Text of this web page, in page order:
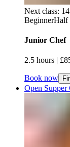
Next class:
BeginnerHalf
Junior Chef ​​​​‌ ‍ ​‍​‍‌‍ ‌ ​‍‌‍‍‌‌‍‌ ‌‍‍‌‌‍ ‍​‍​‍​ ‍‍​‍​‍‌ ​ ‌‍​‌‌‍ ‍‌‍‍‌‌ ‌​‌ ‍‌​‍ ‍‌‍‍‌‌‍ ​‍​‍​‍ ​​‍​‍‌‍‍​‌ ​‍‌‍‌‌‌‍‌‍​‍​‍​ ‍‍​‍​‍‌‍‍​‌ ‌​‌ ‌​‌ ​​‌ ​ ​ ‍‍​‍ ​‍ ‌‍ ​​‍ ‌‌‍​‌‌‍ ‍‌‍‌​​‍ ‌‌ ​‍​‍ ‌‌‍‍​‌‍ ‌ ‌​‌‍‌‌‌‍ ​‌ ​ ​‍ ‌‌ ​ ‌ ‌​‌ ‌‌‌‍‌​‌‍‍‌‌‍ ​‍ ‍‌ ‌‍‌‍‌‌‌ ​‍‌‍​ ‌‍‌‌‌‍ ​​‍ ‍‌‍​‌‌ ​​‌ ​​​‍ ‌‍‍‌‌‍ ‍‌ ‌​‌‍‌‌‌‍ ‍‌ ‌​​‍ ‌‍‌‌‌‍‌​‌‍‍‌‌ ‌​​‍ ‌‍ ‌‌‍ ‌‍‌​‌‍‌‌​ ‌‌ ​​‌ ​‍‌‍‌‌‌ ​ ‌‍‌‌‌‍ ‍‌ ‌​‌‍​‌‌ ‌​‌‍‍‌‌‍ ‌‍ ‍​ ‍ ‌‍‍‌‌‍‌​​ ‌‌‍‌​‌‍‌‍​ ​‍​ ‍‌‌‍‌‍‌‍​‍​ ‌​‌‍‌​​‍ ‌​ ‌​​ ‌ ​ ‍‌‌‍‌‍​‍ ‌​ ‌​​ ‌‍​ ‌‌‌‍​ ​‍ ‌​ ‍‌​ ​​​ ‌ ​ ‍​​‍ ‌‌‍​‍‌‍​ ​ ‌‍​ ​‍​ ​ ​ ​‍‌‍‌‌​ ‌‍‌‍​‍​ ‌‍​ ​‍​ ​‌​ ‍ ‌ ‌​‌ ‍‌‌ ​​‌‍‌‌​ ‌‌‍‍​‌‍ ‌ ‌​‌‍‌‌‌‍ ​‌​​ ‌‍ ​‌‍​‌‌ ​ ‌ ​ ​ ‍ ‌ ​​‌‍​‌‌ ‌​‌‍‍​​ ‌‌ ‌​‌‍‍‌‌ ‌​‌‍ ​‌‍‌‌​ ‌‍​‍‌‍​‌‌ ​ ‌‍‌‌‌‌‌‌‌ ​‍‌‍ ​​ ‌‌‍‍​‌ ‌​‌ ‌​‌ ​​‌ ​ ​‍‌‌​ ​ ‌​​‌​‍‌‌​ ​‍‌​‌‍​‍‌‌​ ​‍‌​‌‍‌‍ ​​‍ ‌‌‍​‌‌‍ ‍‌‍‌​​‍ ‌‌ ​‍​‍ ‌‌‍‍​‌‍ ‌ ‌​‌‍‌‌‌‍ ​‌ ​ ​‍ ‌‌ ​ ‌ ‌​‌ ‌‌‌‍‌​‌‍‍‌‌‍ ​‍ ‍‌ ‌‍‌‍‌‌‌ ​‍‌‍​ ‌‍‌‌‌‍ ​​‍ ‍‌‍​‌‌ ​​‌ ​​​‍‌‍‌‍‍‌‌‍‌​​ ‌‌‍‌​‌‍‌‍​ ​‍​ ‍‌‌‍‌‍‌‍​‍​ ‌​‌‍‌​​‍ ‌​ ‌​​ ‌ ​ ‍‌‌‍‌‍​‍ ‌​ ‌​​ ‌‍​ ‌‌‌‍​ ​‍ ‌​ ‍‌​ ​​​ ‌ ​ ‍​​‍ ‌‌‍​‍‌‍​ ​ ‌‍​ ​‍​ ​ ​ ​‍‌‍‌‌​ ‌‍‌‍​‍​ ‌‍​ ​‍​ ​‌​‍‌‍‌ ‌​‌ ‍‌‌ ​​‌‍‌‌​ ‌‌‍‍​‌‍ ‌ ‌​‌‍‌‌‌‍ ​‌​​ ‌‍ ​‌‍​‌‌ ​ ‌ ​ ​‍‌‍‌ ​​‌‍​‌‌ ‌​‌‍‍​​ ‌‌ ‌​‌‍‍‌‌ ‌​‌‍ ​‌‍‌‌​‍‌‍‌ ​​‌‍‌‌‌ ​‍‌ ​ ‌ ​​‌‍‌‌‌‍​ ‌ ‌​‌‍‍‌‌ ‌‍‌‍‌‌​ ‌‌ ​​‌ ‌‌‌‍​‍‌‍ ​‌‍‍‌‌ ​ ‌‍‍​‌‍‌‌‌‍‌​​‍​‍‌ ‌
2.5 hours​​​​‌ ‍ ​‍​‍‌‍ ‌ ​‍‌‍‍‌‌‍‌ ‌‍‍‌‌‍ ‍​‍​‍​ ‍‍​‍​‍‌ ​ ‌‍​‌‌‍ ‍‌‍‍‌‌ ‌​‌ ‍‌​‍ ‍‌‍‍‌‌‍ ​‍​‍​‍ ​​‍​‍‌‍‍​‌ ​‍‌‍‌‌‌‍‌‍​‍​‍​ ‍‍​‍​‍‌‍‍​‌ ‌​‌ ‌​‌ ​​‌ ​ ​ ‍‍​‍ ​‍ ‌‍ ​​‍ ‌‌‍​‌‌‍ ‍‌‍‌​​‍ ‌‌ ​‍​‍ ‌‌‍‍​‌‍ ‌ ‌​‌‍‌‌‌‍ ​‌ ​ ​‍ ‌‌ ​ ‌ ‌​‌ ‌‌‌‍‌​‌‍‍‌‌‍ ​‍ ‍‌ ‌‍‌‍‌‌‌ ​‍‌‍​ ‌‍‌‌‌‍ ​​‍ ‍‌‍​‌‌ ​​‌ ​​​‍ ‌‍‍‌‌‍ ‍‌ ‌​‌‍‌‌‌‍ ‍‌ ‌​​‍ ‌‍‌‌‌‍‌​‌‍‍‌‌ ‌​​‍ ‌‍ ‌‌‍ ‌‍‌​‌‍‌‌​ ‌‌ ​​‌ ​‍‌‍‌‌‌ ​ ‌‍‌‌‌‍ ‍‌ ‌​‌‍​‌‌ ‌​‌‍‍‌‌‍ ‌‍ ‍​ ‍ ‌‍‍‌‌‍‌​​ ‌‌‍‌​‌‍‌‍​ ​‍​ ‍‌‌‍‌‍‌‍​‍​ ‌​‌‍‌​​‍ ‌​ ‌​​ ‌ ​ ‍‌‌‍‌‍​‍ ‌​ ‌​​ ‌‍​ ‌‌‌‍​ ​‍ ‌​ ‍‌​ ​​​ ‌ ​ ‍​​‍ ‌‌‍​‍‌‍​ ​ ‌‍​ ​‍​ ​ ​ ​‍‌‍‌‌​ ‌‍‌‍​‍​ ‌‍​ ​‍​ ​‌​ ‍ ‌ ‌​‌ ‍‌‌ ​​‌‍‌‌​ ‌‌‍‍​‌‍ ‌ ‌​‌‍‌‌‌‍ ​‌​​ ‌‍ ​‌‍​‌‌ ​ ‌ ​ ​ ‍ ‌ ​​‌‍​‌‌ ‌​‌‍‍​​ ‌‌ ‌​‌‍‍‌‌‍ ‌‌‍‌‌​ ‌‍​‍‌‍​‌‌ ​ ‌‍‌‌‌‌‌‌‌ ​‍‌‍ ​​ ‌‌‍‍​‌ ‌​‌ ‌​‌ ​​‌ ​ ​‍‌‌​ ​ ‌​​‌​‍‌‌​ ​‍‌​‌‍​‍‌‌​ ​‍‌​‌‍‌‍ ​​‍ ‌‌‍​‌‌‍ ‍‌‍‌​​‍ ‌‌ ​‍​‍ ‌‌‍‍​‌‍ ‌ ‌​‌‍‌‌‌‍ ​‌ ​ ​‍ ‌‌ ​ ‌ ‌​‌ ‌‌‌‍‌​‌‍‍‌‌‍ ​‍ ‍‌ ‌‍‌‍‌‌‌ ​‍‌‍​ ‌‍‌‌‌‍ ​​‍ ‍‌‍​‌‌ ​​‌ ​​​‍‌‍‌‍‍‌‌‍‌​​ ‌‌‍‌​‌‍‌‍​ ​‍​ ‍‌‌‍‌‍‌‍​‍​ ‌​‌‍‌​​‍ ‌​ ‌​​ ‌ ​ ‍‌‌‍‌‍​‍ ‌​ ‌​​ ‌‍​ ‌‌‌‍​ ​‍ ‌​ ‍‌​ ​​​ ‌ ​ ‍​​‍ ‌‌‍​‍‌‍​ ​ ‌‍​ ​‍​ ​ ​ ​‍‌‍‌‌​ ‌‍‌‍​‍​ ‌‍​ ​‍​ ​‌​‍‌‍‌ ‌​‌ ‍‌‌ ​​‌‍‌‌​ ‌‌‍‍​‌‍ ‌ ‌​‌‍‌‌‌‍ ​‌​​ ‌‍ ​‌‍​‌‌ ​ ‌ ​ ​‍‌‍‌ ​​‌‍​‌‌ ‌​‌‍‍​​ ‌‌ ‌​‌‍‍‌‌‍ ‌‌‍‌‌​‍‌‍‌ ​​‌‍‌‌‌ ​‍‌ ​ ‌ ​​‌‍‌‌‌‍​ ‌ ‌​‌‍‍‌‌ ‌‍‌‍‌‌​ ‌‌ ​​‌ ‌‌‌‍​‍‌‍ ​‌‍‍‌‌ ​ ‌‍‍​‌‍‌‌‌‍‌​​‍​‍‌ ‌ | £85​​​​‌
Book now
Open Supper Club - Paella & Sangria​​​​‌